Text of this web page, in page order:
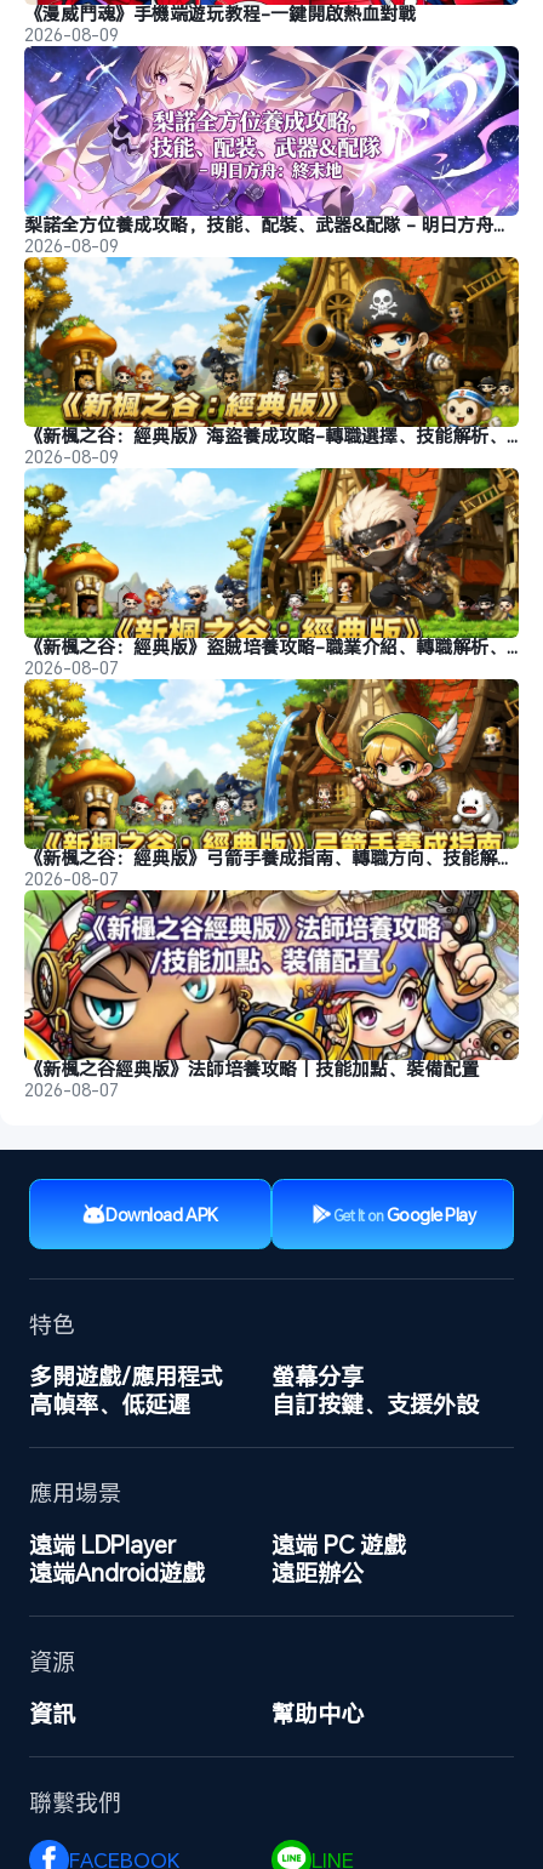
《漫威鬥魂》手機端遊玩教程-一鍵開啟熱血對戰
2026-08-09
梨諾全方位養成攻略，技能、配裝、武器&配隊 - 明日方舟：終末地
2026-08-09
《新楓之谷：經典版》海盜養成攻略-轉職選擇、技能解析、裝備推薦
2026-08-09
《新楓之谷：經典版》盜賊培養攻略-職業介紹、轉職解析、玩法推薦
2026-08-07
《新楓之谷：經典版》弓箭手養成指南、轉職方向、技能解析、玩法分析
2026-08-07
《新楓之谷經典版》法師培養攻略｜技能加點、裝備配置
2026-08-07
Download APK Get It onGoogle Play
特色
多開遊戲/應用程式
螢幕分享
高幀率、低延遲
自訂按鍵、支援外設
應用場景
遠端 LDPlayer
遠端 PC 遊戲
遠端Android遊戲
遠距辦公
資源
資訊
幫助中心
聯繫我們
FACEBOOK LINE